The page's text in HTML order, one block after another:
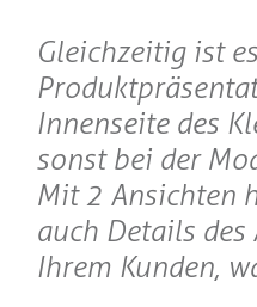
Gleichzeitig ist
Innenseite des
sonst bei der
Mit 2 Ansichten
auch Details des
Ihrem Kunden,